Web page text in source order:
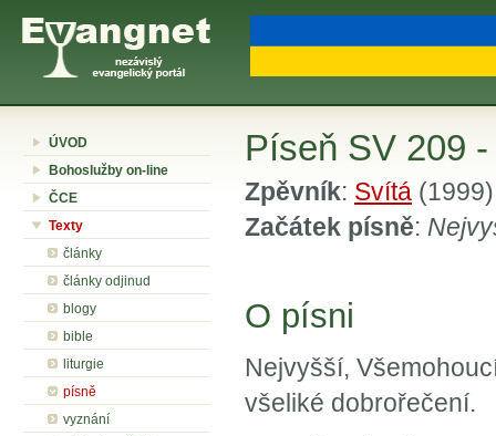
ÚVOD
Bohoslužby on-line
ČCE
Texty
články
články odjinud
blogy
bible
liturgie
písně
vyznání
Píseň SV 209
Zpěvník: Svítá (1999)
Začátek písně:
O písni
Nejvyšší,
všeliké dobrořečení.